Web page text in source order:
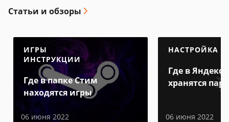
Статьи и обзоры
ИГРЫ
ИНСТРУКЦИИ
Где в папке Стим
находятся игры
06 июня 2022
НАСТРОЙКА
Где в Яндекс
хранятся
06 июня 2022